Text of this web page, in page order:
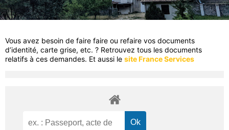
Vous avez besoin de faire faire ou refaire vos documents
d’identité, carte grise, etc. ? Retrouvez tous les documents
relatifs à ces demandes. Et aussi le site France Services